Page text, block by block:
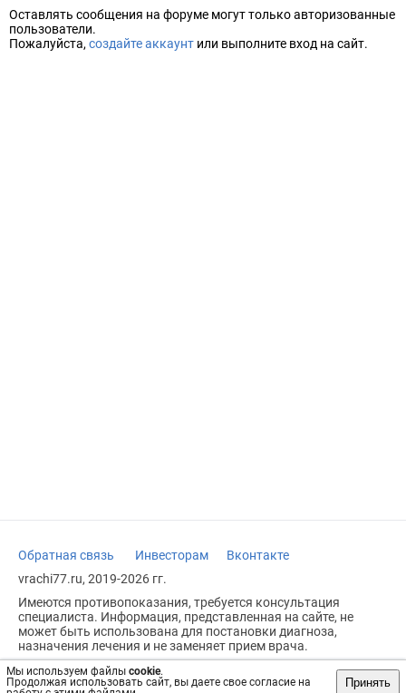
Мы используем файлы cookie.
Продолжая использовать сайт, вы даете свое согласие на
Принять
Оставлять сообщения на форуме могут только авторизованные
пользователи.
Пожалуйста, создайте аккаунт или выполните вход на сайт.
Обратная связь Инвесторам
Вконтакте
vrachi77.ru, 2019-2026 гг.
Имеются противопоказания, требуется консультация
специалиста. Информация, представленная на сайте, не
может быть использована для постановки диагноза,
назначения лечения и не заменяет прием врача.
Возрастное ограничение: 18+